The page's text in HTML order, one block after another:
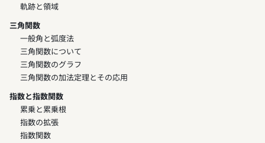
軌跡と領域
三角関数
一般角と弧度法
三角関数について
三角関数のグラフ
三角関数の加法定理とその応用
指数と指数関数
累乗と累乗根
指数の拡張
指数関数